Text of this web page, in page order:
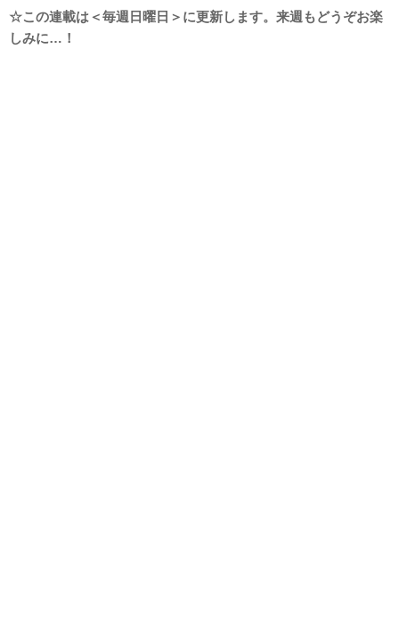
☆この連載は＜毎週日曜日＞に更新します。来週もどうぞお楽
しみに…！